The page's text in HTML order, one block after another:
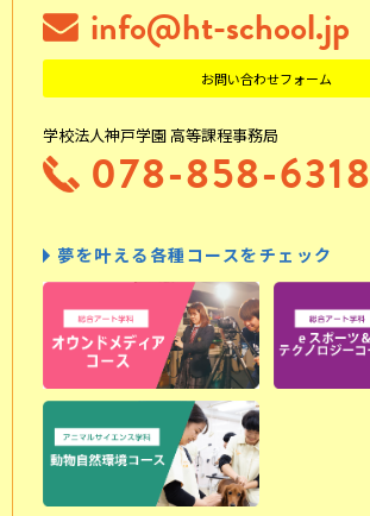
info@ht-school.jp
お問い合わせフォーム
学校法人神戸学園 高等課程事務局
078-858-6318
夢を叶える各種コースをチェック